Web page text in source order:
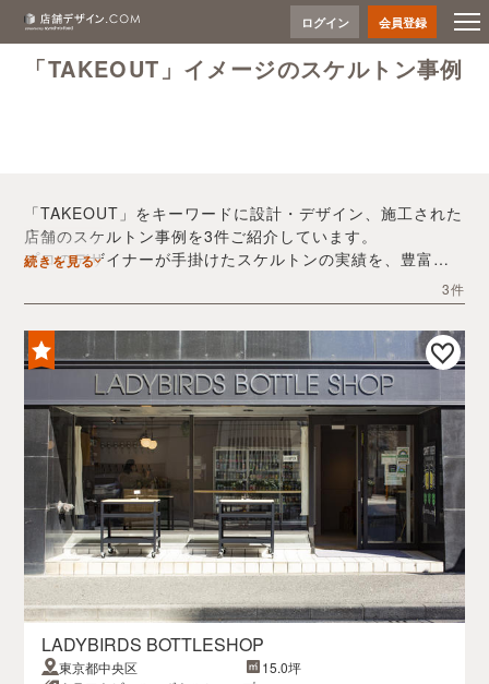
ログイン 会員登録
「TAKEOUT」イメージのスケルトン事例
「TAKEOUT」をキーワードに設計・デザイン、施工された
店舗のスケルトン事例を3件ご紹介しています。
プロのデザイナーが手掛けたスケルトンの実績を、豊富な
デザイン内装会社探しや費用感の把握など、「TAKEOUT」
の店舗イメージを固めるヒントとしてぜひお役立てくださ
い。
続きを見る
3件
LADYBIRDS BOTTLESHOP
東京都中央区
15.0坪